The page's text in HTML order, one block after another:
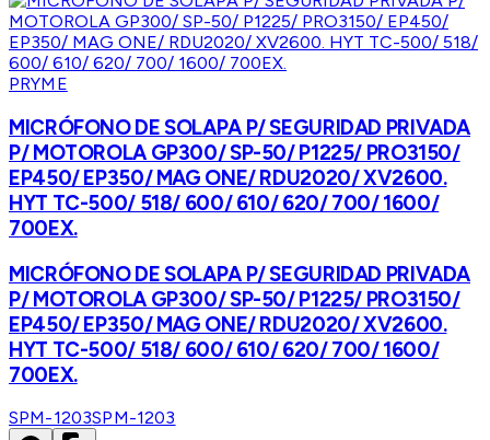
PRYME
MICRÓFONO DE SOLAPA P/ SEGURIDAD PRIVADA
P/ MOTOROLA GP300/ SP-50/ P1225/ PRO3150/
EP450/ EP350/ MAG ONE/ RDU2020/ XV2600.
HYT TC-500/ 518/ 600/ 610/ 620/ 700/ 1600/
700EX.
MICRÓFONO DE SOLAPA P/ SEGURIDAD PRIVADA
P/ MOTOROLA GP300/ SP-50/ P1225/ PRO3150/
EP450/ EP350/ MAG ONE/ RDU2020/ XV2600.
HYT TC-500/ 518/ 600/ 610/ 620/ 700/ 1600/
700EX.
SPM-1203SPM-1203